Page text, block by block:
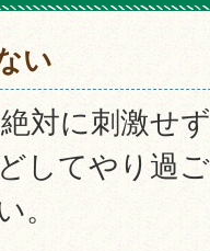
い
対に刺激せ
してやり過
。